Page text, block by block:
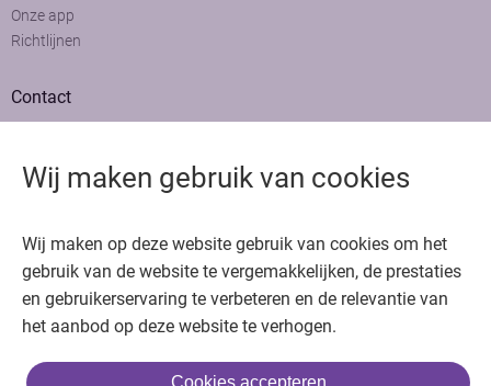
Wij maken gebruik van cookies
Wij maken op deze website gebruik van cookies om het
gebruik van de website te vergemakkelijken, de prestaties
en gebruikerservaring te verbeteren en de relevantie van
het aanbod op deze website te verhogen.
Bedankt voor het bezoeken van Oncologie.nu
Krijg gratis toegang in 30 seconden of log in om verder te gaan
Onze app
Richtlijnen
Contact
Adverteren
Copyright © 2026. Uitgeverij Jaap. Alle rechten voorbehouden.